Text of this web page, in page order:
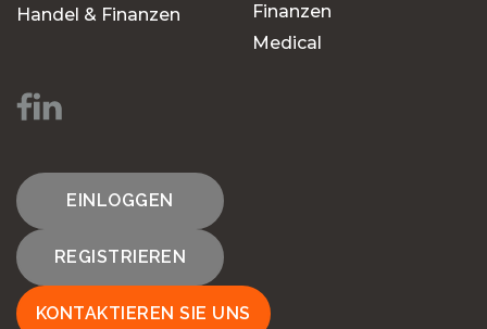
Handel & Finanzen
Finanzen
Medical
EINLOGGEN
REGISTRIEREN
KONTAKTIEREN SIE UNS